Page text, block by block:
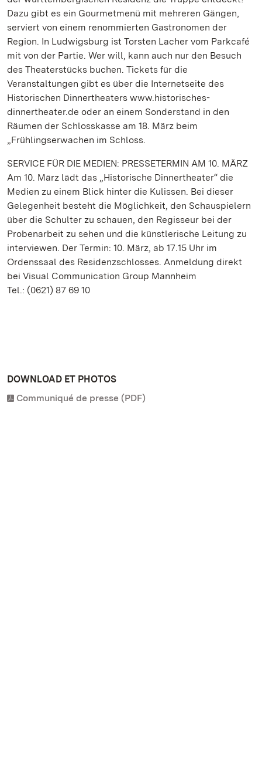
Dazu gibt es ein Gourmetmenü mit mehreren Gängen,
serviert von einem renommierten Gastronomen der
Region. In Ludwigsburg ist Torsten Lacher vom Parkcafé
mit von der Partie. Wer will, kann auch nur den Besuch
des Theaterstücks buchen. Tickets für die
Veranstaltungen gibt es über die Internetseite des
Historischen Dinnertheaters www.historisches-
dinnertheater.de oder an einem Sonderstand in den
Räumen der Schlosskasse am 18. März beim
„Frühlingserwachen im Schloss.
SERVICE FÜR DIE MEDIEN: PRESSETERMIN AM 10. MÄRZ
Am 10. März lädt das „Historische Dinnertheater“ die
Medien zu einem Blick hinter die Kulissen. Bei dieser
Gelegenheit besteht die Möglichkeit, den Schauspielern
über die Schulter zu schauen, den Regisseur bei der
Probenarbeit zu sehen und die künstlerische Leitung zu
interviewen. Der Termin: 10. März, ab 17.15 Uhr im
Ordenssaal des Residenzschlosses. Anmeldung direkt
bei Visual Communication Group Mannheim
Tel.: (0621) 87 69 10
DOWNLOAD ET PHOTOS
Communiqué de presse (PDF)